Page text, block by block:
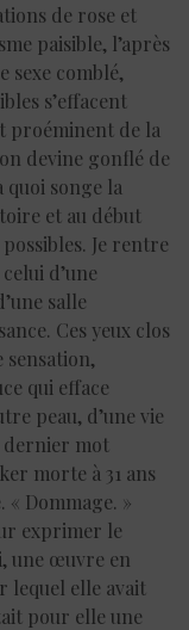
de rose et
paisible, l’après
sexe comblé,
s’effacent
proéminent de la
devine gonflé de
quoi songe la
et au début
Je rentre
d’une
salle
Ces yeux clos
qui efface
peau, d’une vie
dernier mot
morte à 31 ans
« Dommage. »
exprimer le
une œuvre en
lequel elle avait
pour elle une